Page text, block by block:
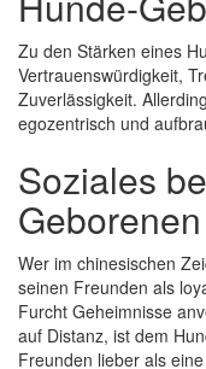
Zu den Stärken eines
Vertrauenswürdigkeit,
Zuverlässigkeit.
egozentrisch und
Soziales
Geborenen
Wer im chinesischen
seinen Freunden als
Furcht Geheimnisse
auf Distanz, ist dem
Freunden lieber als